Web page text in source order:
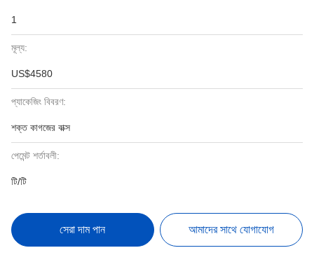
1
মূল্য:
US$4580
প্যাকেজিং বিবরণ:
শক্ত কাগজের বাক্স
পেমেন্ট শর্তাবলী:
টি/টি
সেরা দাম পান আমাদের সাথে যোগাযোগ